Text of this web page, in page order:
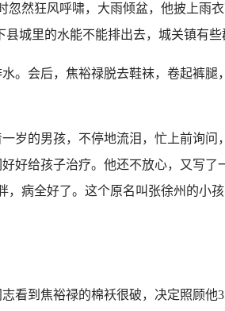
然狂风呼啸，大雨倾盆，他披上雨
城里的水能不能排出去，城关镇有
会后，焦裕禄脱去鞋袜，卷起裤腿
的男孩，不停地流泪，忙上前询问
好给孩子治疗。他还不放心，又写
病全好了。这个原名叫张徐州的小
到焦裕禄的棉袄很破，决定照顾他